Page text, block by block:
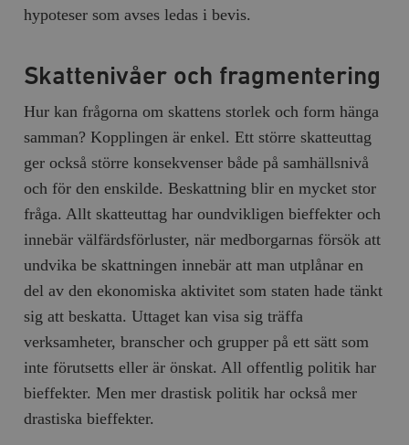
hypoteser som avses ledas i bevis.
Skattenivåer och fragmentering
Hur kan frågorna om skattens storlek och form hänga
samman? Kopplingen är enkel. Ett större skatteuttag
ger också större konsekvenser både på samhällsnivå
och för den enskilde. Beskattning blir en mycket stor
fråga. Allt skatteuttag har oundvikligen bieffekter och
innebär välfärdsförluster, när medborgarnas försök att
undvika be skattningen innebär att man utplånar en
del av den ekonomiska aktivitet som staten hade tänkt
sig att beskatta. Uttaget kan visa sig träffa
verksamheter, branscher och grupper på ett sätt som
inte förutsetts eller är önskat. All offentlig politik har
bieffekter. Men mer drastisk politik har också mer
drastiska bieffekter.